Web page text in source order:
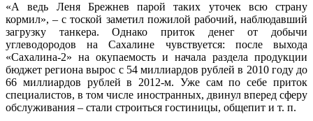
«А ведь Леня Брежнев парой таких уточек всю страну
кормил», – с тоской заметил пожилой рабочий, наблюдавший
загрузку танкера. Однако приток денег от добычи
углеводородов на Сахалине чувствуется: после выхода
«Сахалина-2» на окупаемость и начала раздела продукции
бюджет региона вырос с 54 миллиардов рублей в 2010 году до
66 миллиардов рублей в 2012-м. Уже сам по себе приток
специалистов, в том числе иностранных, двинул вперед сферу
обслуживания – стали строиться гостиницы, общепит и т. п.